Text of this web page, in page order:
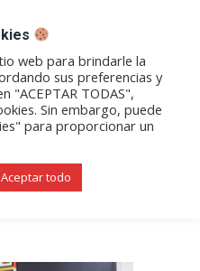
Abrir
enlace
en
una
ventana/pestaña
Abrir
enlace
en
una
ventana/pestaña
Abrir
enlace
en
una
ventana/pestaña
Abrir
enlace
en
una
Abrir
enlace
en
una
Sánchez
Sánchez)
web para brindarle la
sus preferencias y
"ACEPTAR TODAS",
Sin embargo, puede
para proporcionar un
Aceptar todo